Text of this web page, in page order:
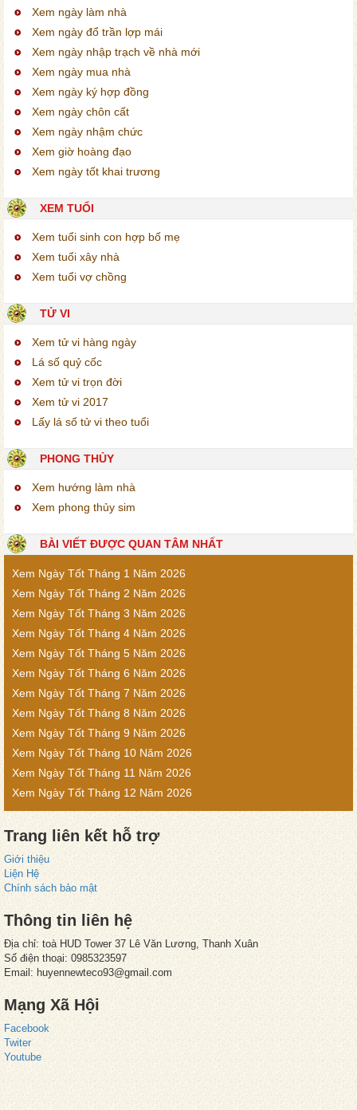
Xem ngày làm nhà
Xem ngày đổ trần lợp mái
Xem ngày nhập trạch về nhà mới
Xem ngày mua nhà
Xem ngày ký hợp đồng
Xem ngày chôn cất
Xem ngày nhậm chức
Xem giờ hoàng đạo
Xem ngày tốt khai trương
XEM TUỔI
Xem tuổi sinh con hợp bố mẹ
Xem tuổi xây nhà
Xem tuổi vợ chồng
TỬ VI
Xem tử vi hàng ngày
Lá số quỷ cốc
Xem tử vi trọn đời
Xem tử vi 2017
Lấy lá số tử vi theo tuổi
PHONG THỦY
Xem hướng làm nhà
Xem phong thủy sim
BÀI VIẾT ĐƯỢC QUAN TÂM NHẤT
Xem Ngày Tốt Tháng 1 Năm 2026
Xem Ngày Tốt Tháng 2 Năm 2026
Xem Ngày Tốt Tháng 3 Năm 2026
Xem Ngày Tốt Tháng 4 Năm 2026
Xem Ngày Tốt Tháng 5 Năm 2026
Xem Ngày Tốt Tháng 6 Năm 2026
Xem Ngày Tốt Tháng 7 Năm 2026
Xem Ngày Tốt Tháng 8 Năm 2026
Xem Ngày Tốt Tháng 9 Năm 2026
Xem Ngày Tốt Tháng 10 Năm 2026
Xem Ngày Tốt Tháng 11 Năm 2026
Xem Ngày Tốt Tháng 12 Năm 2026
Trang liên kết hỗ trợ
Giới thiệu
Liện Hệ
Chính sách bảo mật
Thông tin liên hệ
Địa chỉ: toà HUD Tower 37 Lê Văn Lương, Thanh Xuân
Số điện thoại: 0985323597
Email: huyennewteco93@gmail.com
Mạng Xã Hội
Facebook
Twiter
Youtube